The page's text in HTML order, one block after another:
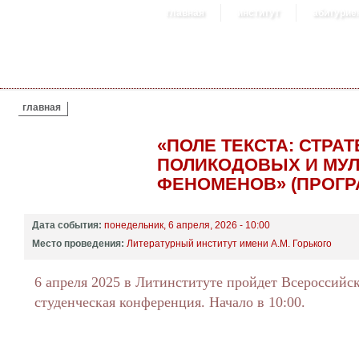
главная институт
ВЫ ЗДЕСЬ
главная
«ПОЛЕ ТЕКСТА:
ПОЛИКОДОВЫХ И
ФЕНОМЕНОВ»
Дата события: понедельник, 6 апреля, 2026 - 10:00
Место проведения: Литературный институт имени А.М. Горького
6 апреля 2025 в Литинституте пройдет
студенческая конференция. Начало в 10:00.